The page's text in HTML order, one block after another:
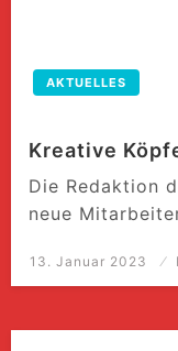
AKTUELLES
Kreative
Die Redaktion
neue
Posted
13. Januar 2023